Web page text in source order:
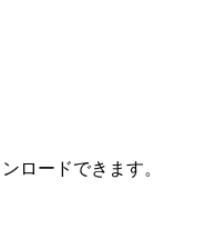
ロードできます。